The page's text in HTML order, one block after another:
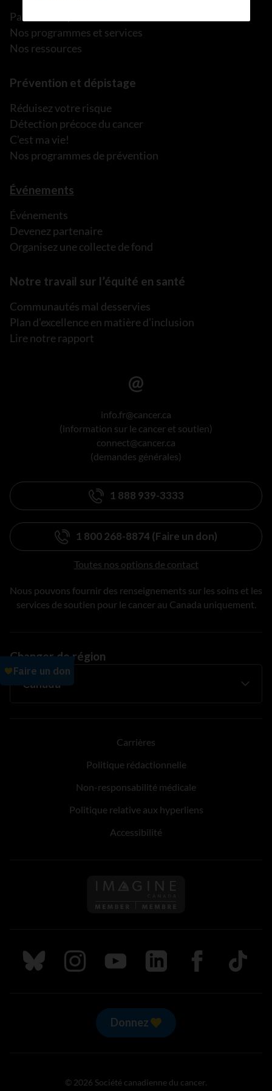
Parler à une personne de confiance
Nos programmes et services
Nos ressources
Prévention et dépistage
Réduisez votre risque
Détection précoce du cancer
C’est ma vie!
Nos programmes de prévention
Événements
Événements
Devenez partenaire
Organisez une collecte de fond
Notre travail sur l’équité en santé
Communautés mal desservies
Plan d’excellence en matière d’inclusion
Lire notre rapport
info.fr@cancer.ca
(information sur le cancer et soutien)
connect@cancer.ca
(demandes générales)
1 888 939-3333
1 800 268-8874 (Faire un don)
Toutes nos options de contact
Nous pouvons fournir des renseignements sur les soins et les
services de soutien pour le cancer au Canada uniquement.
Changer de région
Carrières
Politique rédactionnelle
Non-responsabilité médicale
Politique relative aux hyperliens
Accessibilité
Suivez nous sur Bluesky
Suivez nous sur Instagram
Suivez nous sur Youtube
Suivez nous sur LinkedIn
Suivez nous sur
TikTok
Donnez
© 2026 Société canadienne du cancer.